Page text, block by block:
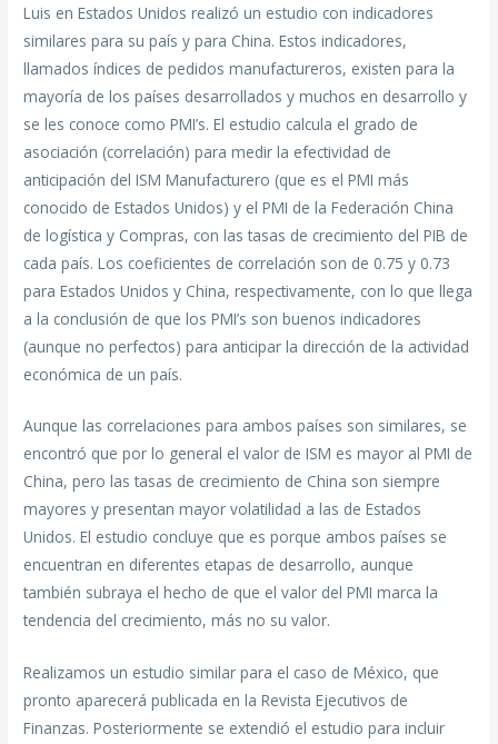
Luis en Estados Unidos realizó un estudio con indicadores
similares para su país y para China. Estos indicadores,
llamados índices de pedidos manufactureros, existen para la
mayoría de los países desarrollados y muchos en desarrollo y
se les conoce como PMI’s. El estudio calcula el grado de
asociación (correlación) para medir la efectividad de
anticipación del ISM Manufacturero (que es el PMI más
conocido de Estados Unidos) y el PMI de la Federación China
de logística y Compras, con las tasas de crecimiento del PIB de
cada país. Los coeficientes de correlación son de 0.75 y 0.73
para Estados Unidos y China, respectivamente, con lo que llega
a la conclusión de que los PMI’s son buenos indicadores
(aunque no perfectos) para anticipar la dirección de la actividad
económica de un país.
Aunque las correlaciones para ambos países son similares, se
encontró que por lo general el valor de ISM es mayor al PMI de
China, pero las tasas de crecimiento de China son siempre
mayores y presentan mayor volatilidad a las de Estados
Unidos. El estudio concluye que es porque ambos países se
encuentran en diferentes etapas de desarrollo, aunque
también subraya el hecho de que el valor del PMI marca la
tendencia del crecimiento, más no su valor.
Realizamos un estudio similar para el caso de México, que
pronto aparecerá publicada en la Revista Ejecutivos de
Finanzas. Posteriormente se extendió el estudio para incluir